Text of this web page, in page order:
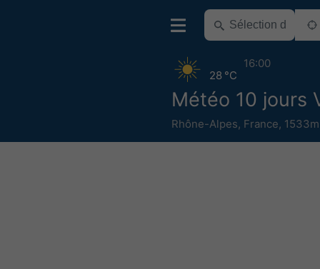
Météo 10 jours
Rhône-Alpes, France,
28 °C
16:00